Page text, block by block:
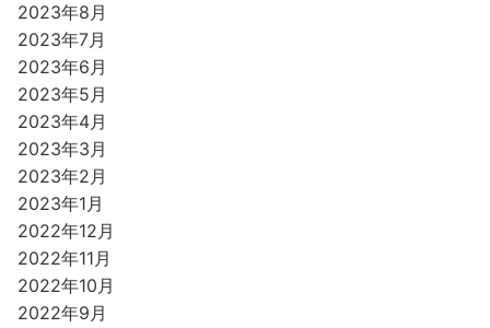
2023年8月
2023年7月
2023年6月
2023年5月
2023年4月
2023年3月
2023年2月
2023年1月
2022年12月
2022年11月
2022年10月
2022年9月